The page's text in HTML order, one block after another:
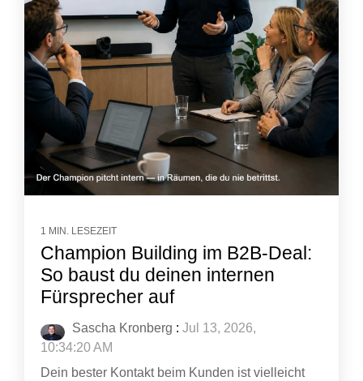
1 MIN. LESEZEIT
Champion Building im B2B-Deal:
So baust du deinen internen
Fürsprecher auf
Sascha Kronberg : Jul 13, 2026,
10:34:20 AM
Dein bester Kontakt beim Kunden ist vielleicht